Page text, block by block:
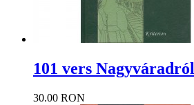
101 vers Nagyváradról
30.00 RON